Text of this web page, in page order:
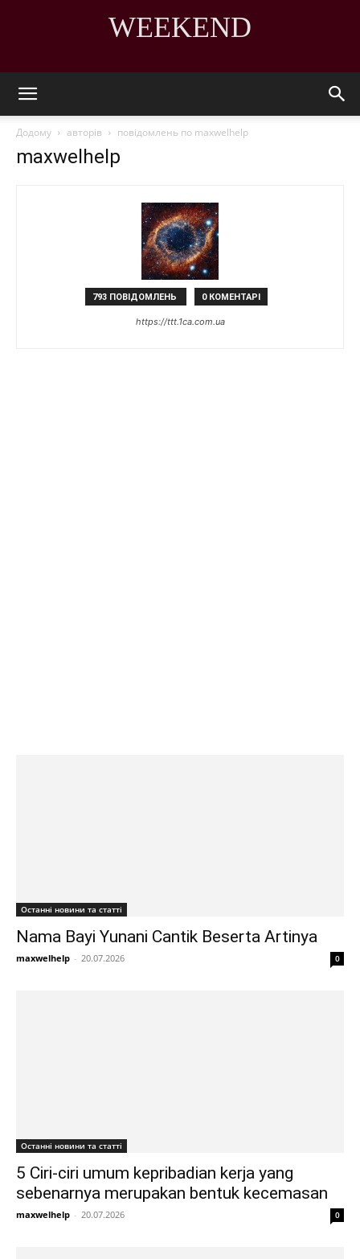
WEEKEND
Додому авторів повідомлень по maxwelhelp
maxwelhelp
793 ПОВІДОМЛЕНЬ 0 КОМЕНТАРІ
https://ttt.1ca.com.ua
Останні новини та статті
Nama Bayi Yunani Cantik Beserta Artinya
maxwelhelp - 20.07.2026 0
Останні новини та статті
5 Ciri-ciri umum kepribadian kerja yang
sebenarnya merupakan bentuk kecemasan
maxwelhelp - 20.07.2026 0